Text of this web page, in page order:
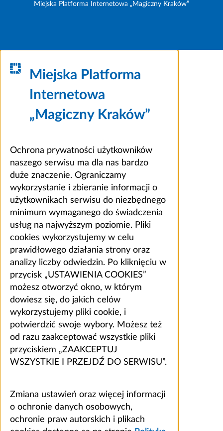
Miejska Platforma Internetowa „Magiczny Kraków”
Miejska Platforma
Internetowa
„Magiczny Kraków”
Ochrona prywatności użytkowników
naszego serwisu ma dla nas bardzo
duże znaczenie. Ograniczamy
wykorzystanie i zbieranie informacji o
użytkownikach serwisu do niezbędnego
minimum wymaganego do świadczenia
usług na najwyższym poziomie. Pliki
cookies wykorzystujemy w celu
prawidłowego działania strony oraz
analizy liczby odwiedzin. Po kliknięciu w
przycisk „USTAWIENIA COOKIES”
możesz otworzyć okno, w którym
dowiesz się, do jakich celów
wykorzystujemy pliki cookie, i
potwierdzić swoje wybory. Możesz też
od razu zaakceptować wszystkie pliki
przyciskiem „ZAAKCEPTUJ
WSZYSTKIE I PRZEJDŹ DO SERWISU”.
Zmiana ustawień oraz więcej informacji
o ochronie danych osobowych,
ochronie praw autorskich i plikach